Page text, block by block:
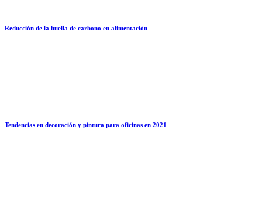
Reducción de la huella de carbono en alimentación
Tendencias en decoración y pintura para oficinas en 2021